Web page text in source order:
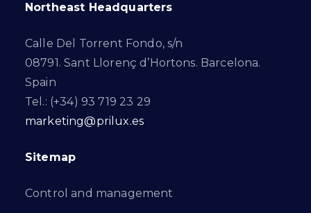
Northeast Headquarters
Calle Del Torrent Fondo, s/n
08791. Sant Llorenç d’Hortons. Barcelona.
Spain
Tel.: (+34) 93 719 23 29
marketing@prilux.es
Sitemap
Control and management